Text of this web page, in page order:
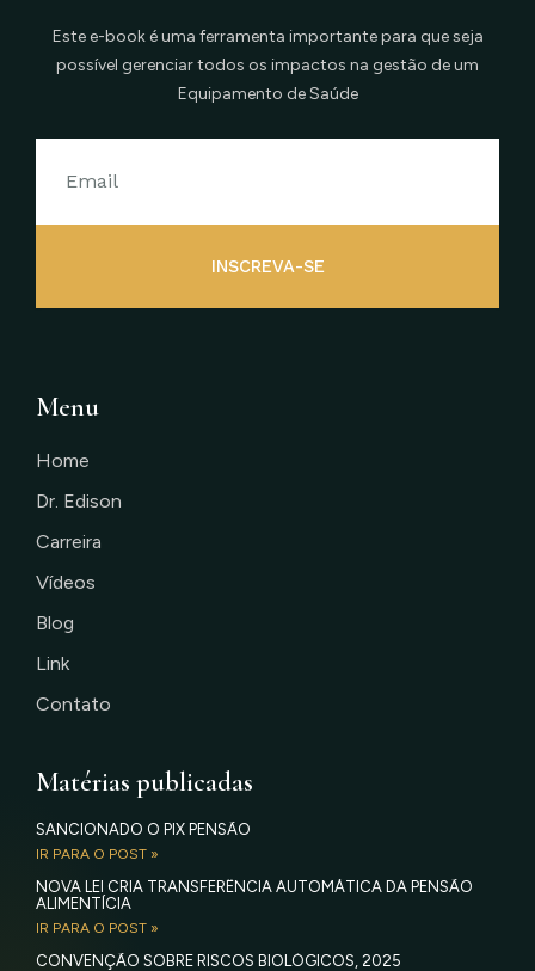
Este e-book é uma ferramenta importante para que seja
possível gerenciar todos os impactos na gestão de um
Equipamento de Saúde
INSCREVA-SE
Menu
Home
Dr. Edison
Carreira
Vídeos
Blog
Link
Contato
Matérias publicadas
SANCIONADO O PIX PENSÃO
IR PARA O POST »
NOVA LEI CRIA TRANSFERÊNCIA AUTOMÁTICA DA PENSÃO
ALIMENTÍCIA
IR PARA O POST »
CONVENÇÃO SOBRE RISCOS BIOLÓGICOS, 2025